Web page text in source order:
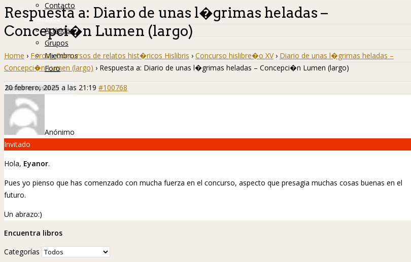
Contacto
Hislibreños
Actividad
Grupos
Miembros
Foro
Respuesta a: Diario de unas l�grimas heladas –
Concepci�n Lumen (largo)
Home › Foros › Concursos de relatos hist�ricos Hislibris › Concurso hislibre�o XV › Diario de unas l�grimas heladas –
Concepci�n Lumen (largo) › Respuesta a: Diario de unas l�grimas heladas – Concepci�n Lumen (largo)
20 febrero, 2025 a las 21:19 #100768
Anónimo
Invitado
Hola, Eyanor.
Pues yo pienso que has comenzado con mucha fuerza en el concurso, aspecto que presagia muchas cosas buenas en el
futuro.
Un abrazo:)
Encuentra libros
Categorías